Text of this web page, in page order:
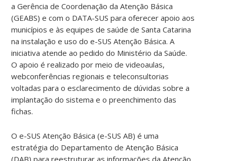
a Gerência de Coordenação da Atenção Básica
(GEABS) e com o DATA-SUS para oferecer apoio aos
municípios e às equipes de saúde de Santa Catarina
na instalação e uso do e-SUS Atenção Básica. A
iniciativa atende ao pedido do Ministério da Saúde.
O apoio é realizado por meio de videoaulas,
webconferências regionais e teleconsultorias
voltadas para o esclarecimento de dúvidas sobre a
implantação do sistema e o preenchimento das
fichas.
O e-SUS Atenção Básica (e-SUS AB) é uma
estratégia do Departamento de Atenção Básica
(DAB) para reestruturar as informações da Atenção